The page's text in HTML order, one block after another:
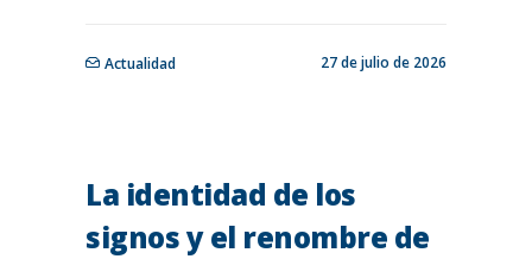
Actualidad 27 de julio de 2026
La identidad de los
signos y el renombre de